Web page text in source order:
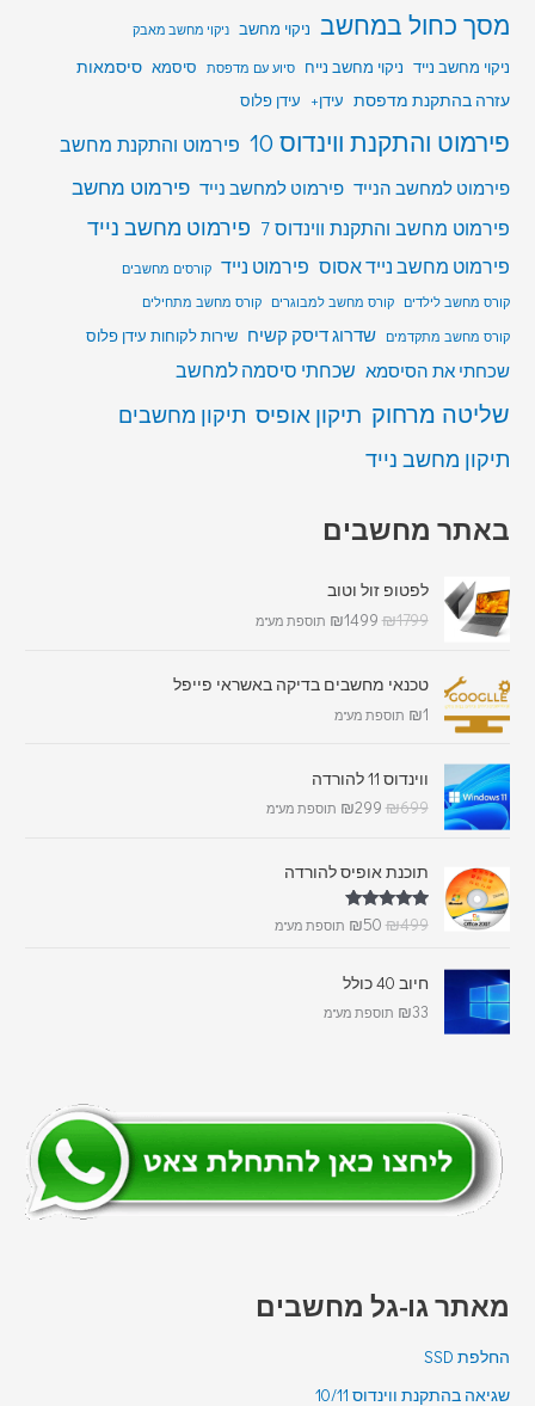
מסך כחול במחשב ניקוי מחשב ניקוי מחשב מאבק
ניקוי מחשב נייד ניקוי מחשב נייח סיוע עם מדפסת סיסמא סיסמאות
עזרה בהתקנת מדפסת עידן+ עידן פלוס
פירמוט והתקנת ווינדוס 10 פירמוט והתקנת מחשב
פירמוט למחשב הנייד פירמוט למחשב נייד פירמוט מחשב
פירמוט מחשב והתקנת ווינדוס 7
פירמוט מחשב נייד
פירמוט מחשב נייד אסוס פירמוט נייד קורסים מחשבים
קורס מחשב לילדים
קורס מחשב למבוגרים
קורס מחשב מתחילים
קורס מחשב מתקדמים
שדרוג דיסק קשיח שירות לקוחות עידן פלוס
שכחתי את הסיסמא שכחתי סיסמה למחשב
שליטה מרחוק תיקון אופיס תיקון מחשבים
תיקון מחשב נייד
באתר מחשבים
לפטופ זול וטוב
₪1799
₪1499 תוספת מע"מ
טכנאי מחשבים בדיקה באשראי פייפל
₪1 תוספת מע"מ
ווינדוס 11 להורדה
₪699
₪299 תוספת מע"מ
תוכנת אופיס להורדה
דורג5.00
₪499
₪50 תוספת מע"מ
חיוב 40 כולל
₪33 תוספת מע"מ
מאתר גו-גל מחשבים
החלפת SSD
שגיאה בהתקנת ווינדוס 10/11